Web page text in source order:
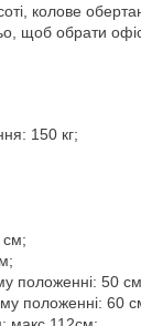
колове
щоб обрати
150 кг;
см;
положенні: 50
положенні: 60